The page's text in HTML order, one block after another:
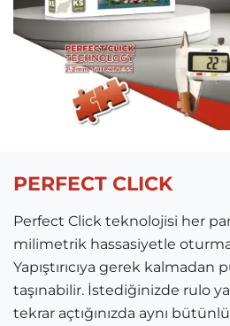
PERFECT CLICK
Perfect Click teknolojisi her
milimetrik hassasiyetle
Yapıştırıcıya gerek
taşınabilir. İstediğinizde rulo
tekrar açtığınızda aynı